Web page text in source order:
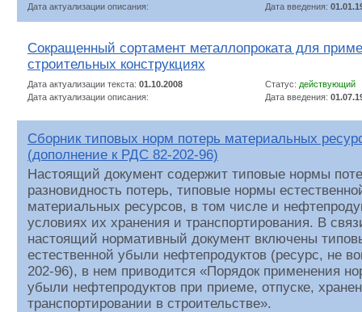
Дата актуализации описания:
Дата введения:
Сокращенный сортамент металлопроката для
строительных конструкциях
Дата актуализации текста: 01.10.2008 Статус: действующий
Дата актуализации описания:
Дата введения:
Сборник типовых норм потерь материальных
(дополнение к РДС 82-202-96)
Настоящий документ содержит типовые нормы
разновидность потерь, типовые нормы
материальных ресурсов, в том числе и
условиях их хранения и транспортирования. В
настоящий нормативный документ включены
естественной убыли нефтепродуктов (ресурс, не
202-96), в нем приводится «Порядок применения
убыли нефтепродуктов при приеме, отпуске,
транспортировании в строительстве».